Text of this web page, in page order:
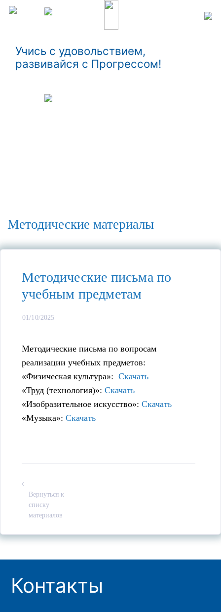
Учись с удовольствием,
развивайся с Прогрессом!
Методические материалы
Методические письма по
учебным предметам
01/10/2025
Методические письма по вопросам
реализации учебных предметов:
«Физическая культура»: Скачать
«Труд (технология)»: Скачать
«Изобразительное искусство»: Скачать
«Музыка»: Скачать
Вернуться к
списку
материалов
Контакты